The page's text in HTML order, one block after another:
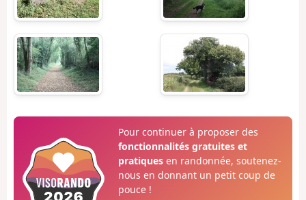
Pour continuer à proposer des
fonctionnalités gratuites et
pratiquesen randonnée, soutenez-
nous en donnant un petit coup de
pouce !